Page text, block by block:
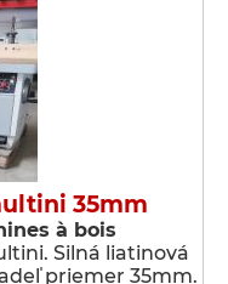
35mm
à bois
Silná liatinová
priemer 35mm.